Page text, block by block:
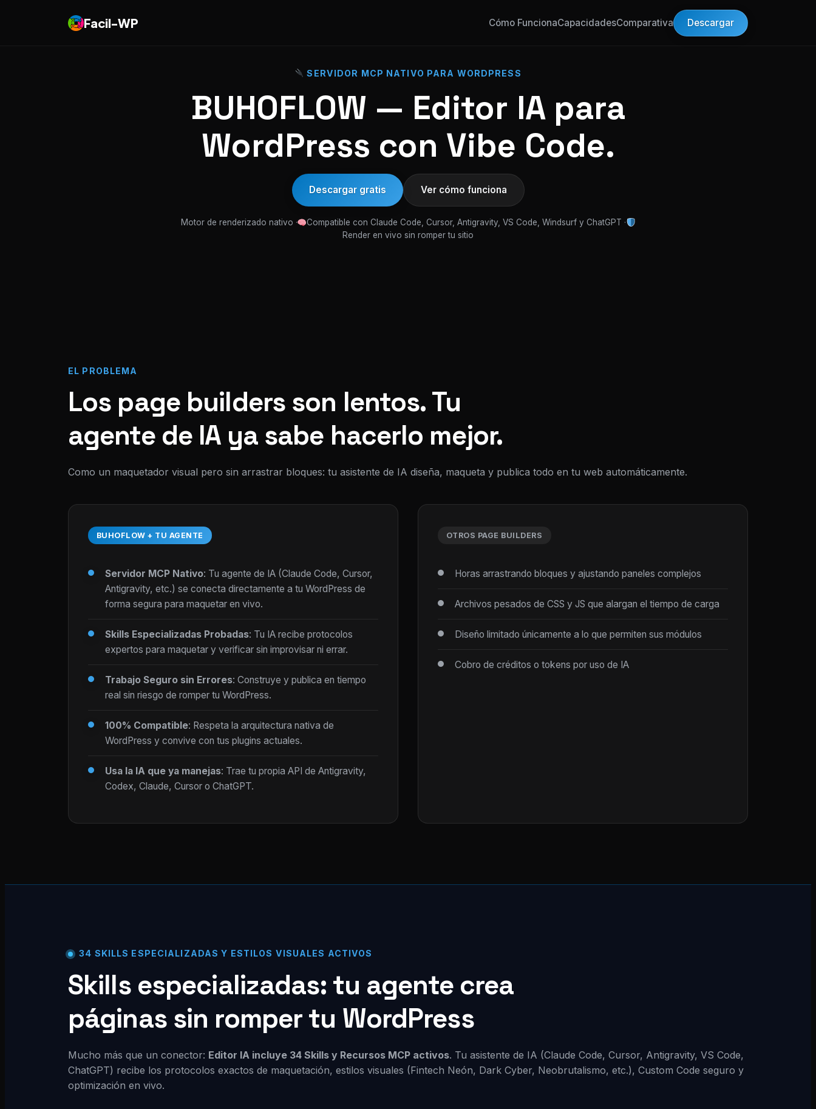
Facil-WP Cómo FuncionaCapacidadesComparativa Descargar
SERVIDOR MCP NATIVO PARA WORDPRESS
BUHOFLOW — Editor IA para
WordPress con Vibe Code.
Descargar gratis Ver cómo funciona
Motor de renderizado nativo ·
Compatible con Claude Code, Cursor, Antigravity, VS Code, Windsurf y ChatGPT ·
Render en vivo sin romper tu sitio
EL PROBLEMA
Los page builders son lentos. Tu
agente de IA ya sabe hacerlo mejor.
Como un maquetador visual pero sin arrastrar bloques: tu asistente de IA diseña, maqueta y publica todo en tu web automáticamente.
BUHOFLOW + TU AGENTE
Servidor MCP Nativo: Tu agente de IA (Claude Code, Cursor,
Antigravity, etc.) se conecta directamente a tu WordPress de
forma segura para maquetar en vivo.
Skills Especializadas Probadas: Tu IA recibe protocolos
expertos para maquetar y verificar sin improvisar ni errar.
Trabajo Seguro sin Errores: Construye y publica en tiempo
real sin riesgo de romper tu WordPress.
100% Compatible: Respeta la arquitectura nativa de
WordPress y convive con tus plugins actuales.
Usa la IA que ya manejas: Trae tu propia API de Antigravity,
Codex, Claude, Cursor o ChatGPT.
OTROS PAGE BUILDERS
Horas arrastrando bloques y ajustando paneles complejos
Archivos pesados de CSS y JS que alargan el tiempo de carga
Diseño limitado únicamente a lo que permiten sus módulos
Cobro de créditos o tokens por uso de IA
34 SKILLS ESPECIALIZADAS Y ESTILOS VISUALES ACTIVOS
Skills especializadas: tu agente crea
páginas sin romper tu WordPress
Mucho más que un conector: Editor IA incluye 34 Skills y Recursos MCP activos. Tu asistente de IA (Claude Code, Cursor, Antigravity, VS Code,
ChatGPT) recibe los protocolos exactos de maquetación, estilos visuales (Fintech Neón, Dark Cyber, Neobrutalismo, etc.), Custom Code seguro y
optimización en vivo.